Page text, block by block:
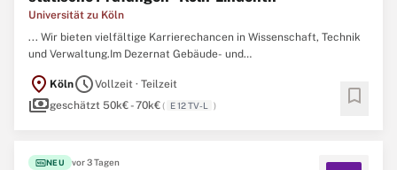
Universität zu Köln
... Wir bieten vielfältige Karrierechancen in Wissenschaft, Technik
und Verwaltung.Im Dezernat Gebäude- und
Bauunterhalt mit dem Schwerpunkt statische Prüfungen im
Fachbereich Hochbau der Abteilung 53 Technisches
location_on KölnscheduleVollzeit · Teilzeit
paymentsgeschätzt 50k€ - 70k€( E 12 TV-L ) bookmark
fiber_newNEU vor 3 Tagen